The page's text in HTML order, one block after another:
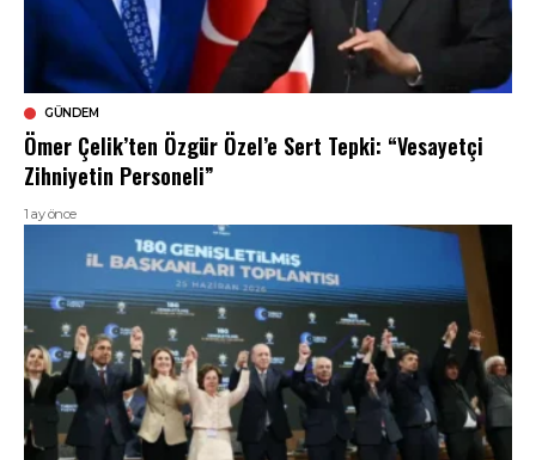
GÜNDEM
Ömer Çelik’ten Özgür Özel’e Sert Tepki: “Vesayetçi
Zihniyetin Personeli”
1 ay önce